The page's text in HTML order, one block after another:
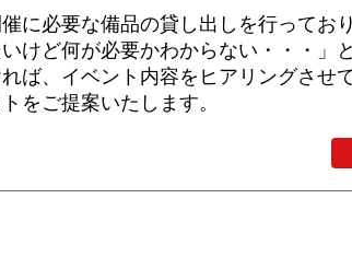
に必要な備品の貸し出しを行っており
いけど何が必要かわからない・・・」
ば、イベント内容をヒアリングさせ
をご提案いたします。